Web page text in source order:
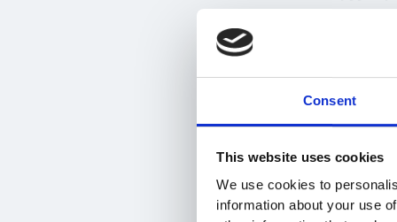
Consent
This website uses cookies
We use cookies to
information about your use
Ett truckkort
med praktiska
kunskap om hur